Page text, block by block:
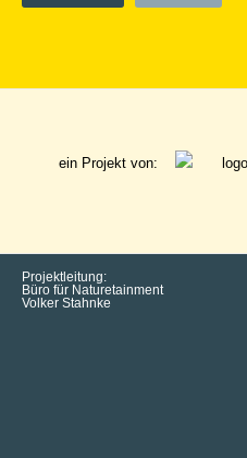
ein Projekt von:
Projektleitung:
Büro für Naturetainment
Volker Stahnke